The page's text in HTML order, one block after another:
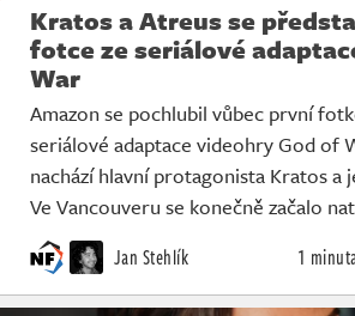
Kratos a Atreus se
fotce ze seriálové
War
Amazon se pochlubil vůbec první
seriálové adaptace videohry God of
nachází hlavní protagonista Kratos a
Ve Vancouveru se konečně začalo
Jan Stehlík 1